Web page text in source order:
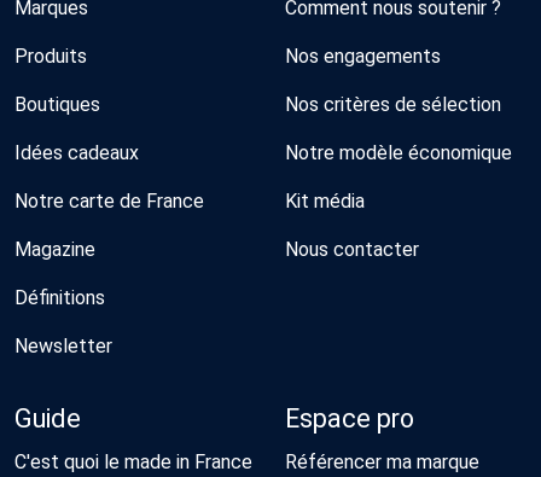
Marques
Produits
Boutiques
Idées cadeaux
Notre carte de France
Magazine
Définitions
Newsletter
Comment nous soutenir ?
Nos engagements
Nos critères de sélection
Notre modèle économique
Kit média
Nous contacter
Guide
C'est quoi le made in France
Espace pro
Référencer ma marque